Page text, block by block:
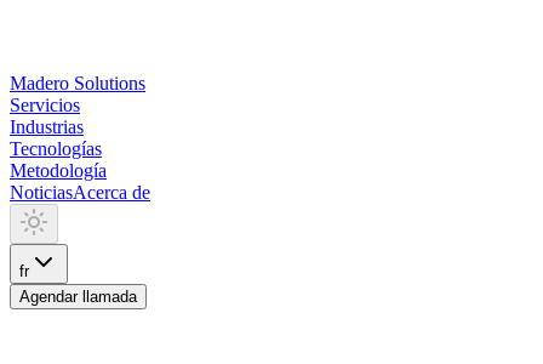
Madero Solutions
Servicios
Industrias
Tecnologías
Metodología
NoticiasAcerca de
fr
Agendar llamada